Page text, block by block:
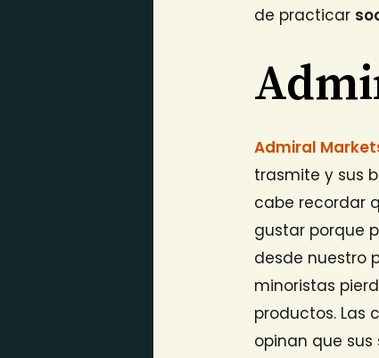
de practicar
Admiral
trasmite y sus
cabe recordar
gustar porque
desde nuestro
minoristas
productos. Las
opinan que